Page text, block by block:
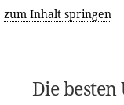
zum Inhalt springen
Die